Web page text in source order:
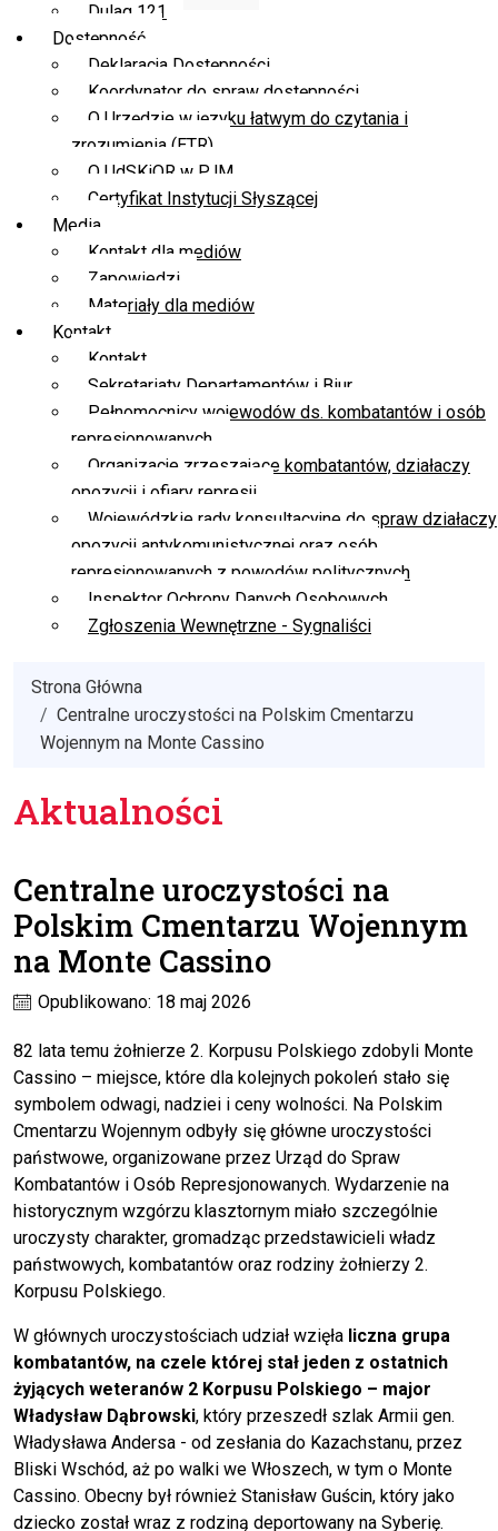
Dulag 121
Dostępność
Deklaracja Dostępności
Koordynator do spraw dostępności
O Urzędzie w języku łatwym do czytania i
zrozumienia (ETR)
O UdSKiOR w PJM
Certyfikat Instytucji Słyszącej
Media
Kontakt dla mediów
Zapowiedzi
Materiały dla mediów
Kontakt
Kontakt
Sekretariaty Departamentów i Biur
Pełnomocnicy wojewodów ds. kombatantów i osób
represjonowanych
Organizacje zrzeszające kombatantów, działaczy
opozycji i ofiary represji
Wojewódzkie rady konsultacyjne do spraw działaczy
opozycji antykomunistycznej oraz osób
represjonowanych z powodów politycznych
Inspektor Ochrony Danych Osobowych
Zgłoszenia Wewnętrzne - Sygnaliści
Strona Główna
Centralne uroczystości na Polskim Cmentarzu
Wojennym na Monte Cassino
Aktualności
Centralne uroczystości na
Polskim Cmentarzu Wojennym
na Monte Cassino
Opublikowano: 18 maj 2026
82 lata temu żołnierze 2. Korpusu Polskiego zdobyli Monte
Cassino – miejsce, które dla kolejnych pokoleń stało się
symbolem odwagi, nadziei i ceny wolności. Na Polskim
Cmentarzu Wojennym odbyły się główne uroczystości
państwowe, organizowane przez Urząd do Spraw
Kombatantów i Osób Represjonowanych. Wydarzenie na
historycznym wzgórzu klasztornym miało szczególnie
uroczysty charakter, gromadząc przedstawicieli władz
państwowych, kombatantów oraz rodziny żołnierzy 2.
Korpusu Polskiego.
W głównych uroczystościach udział wzięła liczna grupa
kombatantów, na czele której stał jeden z ostatnich
żyjących weteranów 2 Korpusu Polskiego – major
Władysław Dąbrowski, który przeszedł szlak Armii gen.
Władysława Andersa - od zesłania do Kazachstanu, przez
Bliski Wschód, aż po walki we Włoszech, w tym o Monte
Cassino. Obecny był również Stanisław Guścin, który jako
dziecko został wraz z rodziną deportowany na Syberię.